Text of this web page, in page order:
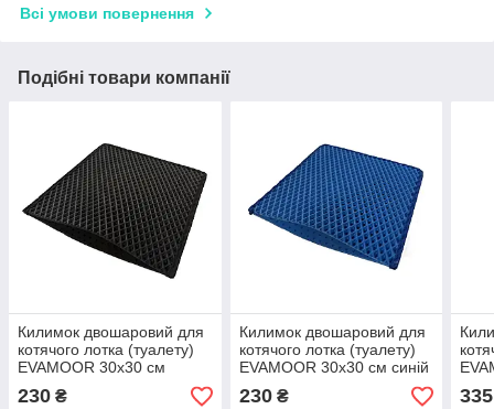
Всі умови повернення
Подібні товари компанії
Килимок двошаровий для
котячого лотка (туалету)
EVAMOOR 30х30 см
чорний
230 ₴
Килимок двошаровий для
котячого лотка (туалету)
EVAMOOR 30х30 см синій
230₴ 335